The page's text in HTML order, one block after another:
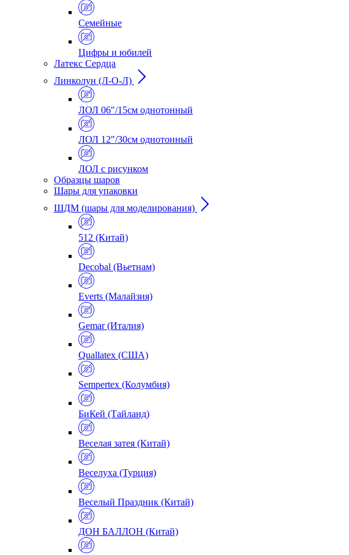
Семейные
Цифры и юбилей
Латекс Сердца
Линколун (Л-О-Л)
ЛОЛ 06"/15см однотонный
ЛОЛ 12"/30см однотонный
ЛОЛ с рисунком
Образцы шаров
Шары для упаковки
ШДМ (шары для моделирования)
512 (Китай)
Decobal (Вьетнам)
Everts (Малайзия)
Gemar (Италия)
Quallatex (США)
Sempertex (Колумбия)
БиКей (Тайланд)
Веселая затея (Китай)
Веселуха (Турция)
Веселый Праздник (Китай)
ДОН БАЛЛОН (Китай)